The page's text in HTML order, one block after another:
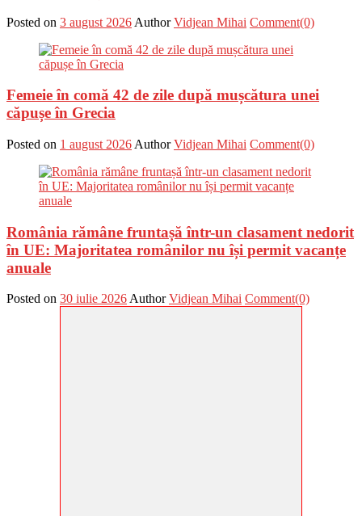
Posted on 3 august 2026 Author Vidjean Mihai Comment(0)
Femeie în comă 42 de zile după mușcătura unei
căpușe în Grecia
Posted on 1 august 2026 Author Vidjean Mihai Comment(0)
România rămâne fruntașă într-un clasament nedorit
în UE: Majoritatea românilor nu își permit vacanțe
anuale
Posted on 30 iulie 2026Author Vidjean Mihai Comment(0)